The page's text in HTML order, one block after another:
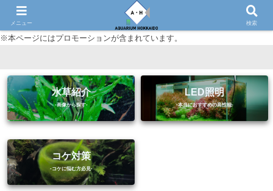
初心者に優しいアクアリウム（熱帯魚・水草等）情報サイト
※本ページにはプロモーションが含まれています。
水草紹介 LED照明
コケ対策
メニュー 検索